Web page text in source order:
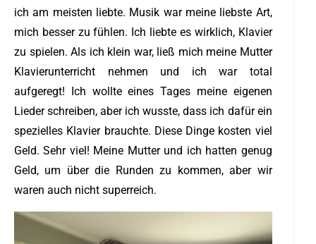
ich am meisten liebte. Musik war meine liebste Art,
mich besser zu fühlen. Ich liebte es wirklich, Klavier
zu spielen. Als ich klein war, ließ mich meine Mutter
Klavierunterricht nehmen und ich war total
aufgeregt! Ich wollte eines Tages meine eigenen
Lieder schreiben, aber ich wusste, dass ich dafür ein
spezielles Klavier brauchte. Diese Dinge kosten viel
Geld. Sehr viel! Meine Mutter und ich hatten genug
Geld, um über die Runden zu kommen, aber wir
waren auch nicht superreich.